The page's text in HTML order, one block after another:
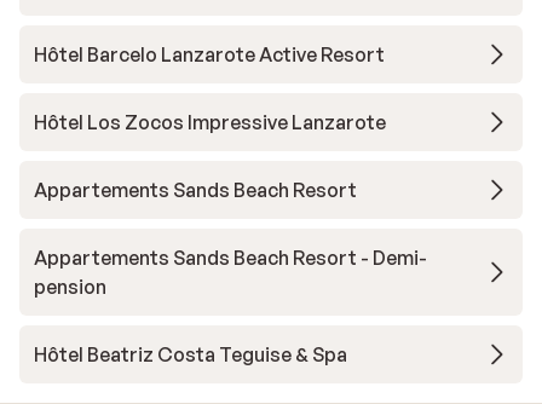
Hôtel Barcelo Lanzarote Active Resort
Hôtel Los Zocos Impressive Lanzarote
Appartements Sands Beach Resort
Appartements Sands Beach Resort - Demi-
pension
Hôtel Beatriz Costa Teguise & Spa